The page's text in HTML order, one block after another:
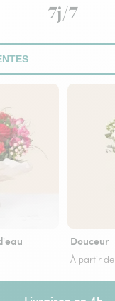
7j/7
Douceur
À partir de